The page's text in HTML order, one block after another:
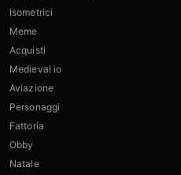
Isometrici
Meme
Acquisti
Medieval io
Aviazione
Personaggi
Fattoria
Obby
Natale